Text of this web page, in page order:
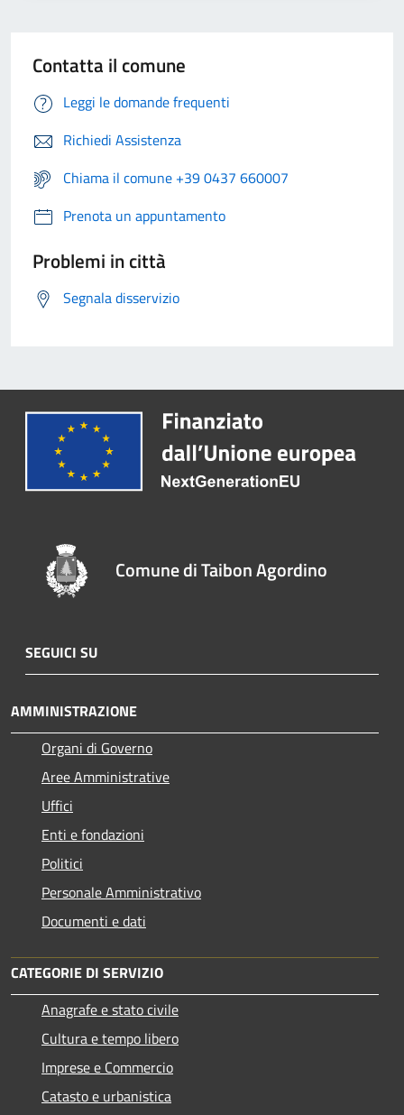
Contatta il comune
Leggi le domande frequenti
Richiedi Assistenza
Chiama il comune +39 0437 660007
Prenota un appuntamento
Problemi in città
Segnala disservizio
Comune di Taibon Agordino
SEGUICI SU
AMMINISTRAZIONE
Organi di Governo
Aree Amministrative
Uffici
Enti e fondazioni
Politici
Personale Amministrativo
Documenti e dati
CATEGORIE DI SERVIZIO
Anagrafe e stato civile
Cultura e tempo libero
Imprese e Commercio
Catasto e urbanistica